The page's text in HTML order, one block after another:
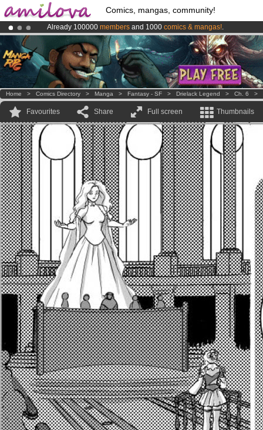
Comics, mangas, community!
Already 100000 members and 1000 comics & mangas!.
AmilovaKickstarter is now LIVE!.
Premium membership from3.95 euros per month !Get membership
Home > Comics Directory > Manga > Fantasy - SF > Drielack Legend > Ch. 6 >
Favourites Share Full screen Thumbnails